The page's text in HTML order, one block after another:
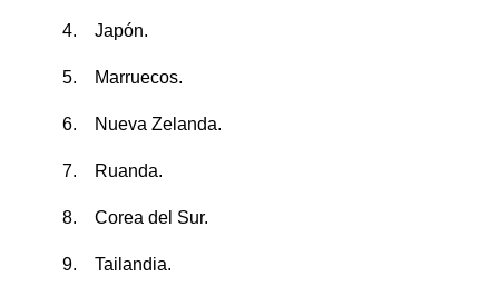
4. Japón.
5. Marruecos.
6. Nueva Zelanda.
7. Ruanda.
8. Corea del Sur.
9. Tailandia.